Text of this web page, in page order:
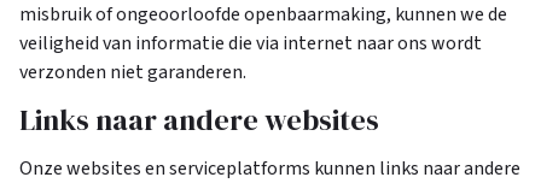
misbruik of ongeoorloofde openbaarmaking, kunnen we de
veiligheid van informatie die via internet naar ons wordt
verzonden niet garanderen.
Links naar andere websites
Onze websites en serviceplatforms kunnen links naar andere